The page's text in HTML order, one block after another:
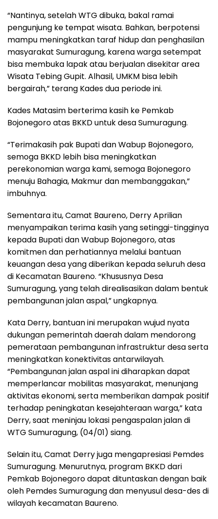
“Nantinya, setelah WTG dibuka, bakal ramai
pengunjung ke tempat wisata. Bahkan, berpotensi
mampu meningkatkan taraf hidup dan penghasilan
masyarakat Sumuragung, karena warga setempat
bisa membuka lapak atau berjualan disekitar area
Wisata Tebing Gupit. Alhasil, UMKM bisa lebih
bergairah,” terang Kades dua periode ini.
Kades Matasim berterima kasih ke Pemkab
Bojonegoro atas BKKD untuk desa Sumuragung.
“Terimakasih pak Bupati dan Wabup Bojonegoro,
semoga BKKD lebih bisa meningkatkan
perekonomian warga kami, semoga Bojonegoro
menuju Bahagia, Makmur dan membanggakan,”
imbuhnya.
Sementara itu, Camat Baureno, Derry Aprilian
menyampaikan terima kasih yang setinggi-tingginya
kepada Bupati dan Wabup Bojonegoro, atas
komitmen dan perhatiannya melalui bantuan
keuangan desa yang diberikan kepada seluruh desa
di Kecamatan Baureno. “Khususnya Desa
Sumuragung, yang telah direalisasikan dalam bentuk
pembangunan jalan aspal,” ungkapnya.
Kata Derry, bantuan ini merupakan wujud nyata
dukungan pemerintah daerah dalam mendorong
pemerataan pembangunan infrastruktur desa serta
meningkatkan konektivitas antarwilayah.
“Pembangunan jalan aspal ini diharapkan dapat
memperlancar mobilitas masyarakat, menunjang
aktivitas ekonomi, serta memberikan dampak positif
terhadap peningkatan kesejahteraan warga,” kata
Derry, saat meninjau lokasi pengaspalan jalan di
WTG Sumuragung, (04/01) siang.
Selain itu, Camat Derry juga mengapresiasi Pemdes
Sumuragung. Menurutnya, program BKKD dari
Pemkab Bojonegoro dapat dituntaskan dengan baik
oleh Pemdes Sumuragung dan menyusul desa-des di
wilayah kecamatan Baureno.